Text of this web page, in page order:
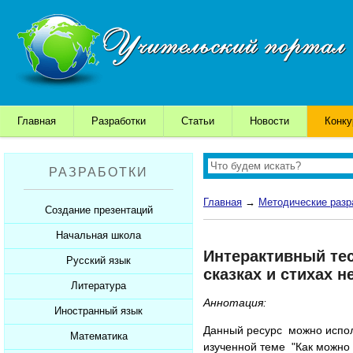
Главная Разработки Статьи Новости
РАЗРАБОТКИ
Создание презентаций
Шаблоны для презентаций
Советы начинающим
Советы дедушки
К презентации...
Начальная школа
Уроки
Презентации
Мультимедийные тесты
Печатные тесты
Русский язык
Уроки
Презентации
Мультимедийные тесты
Литература
Уроки
Презентации
Иностранный язык
Уроки
Математика
Главная → Методические
Интерактивный
сказках и стихах
Аннотация:
Данный ресурс можно
изученной теме "Как можно